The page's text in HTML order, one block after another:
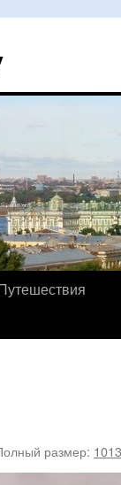
размер: